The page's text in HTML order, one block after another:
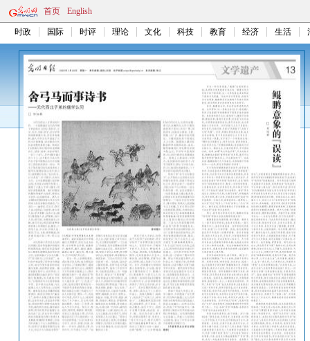
首页 English
时政 国际 时评 理论 文化 科技 教育 经济 生活